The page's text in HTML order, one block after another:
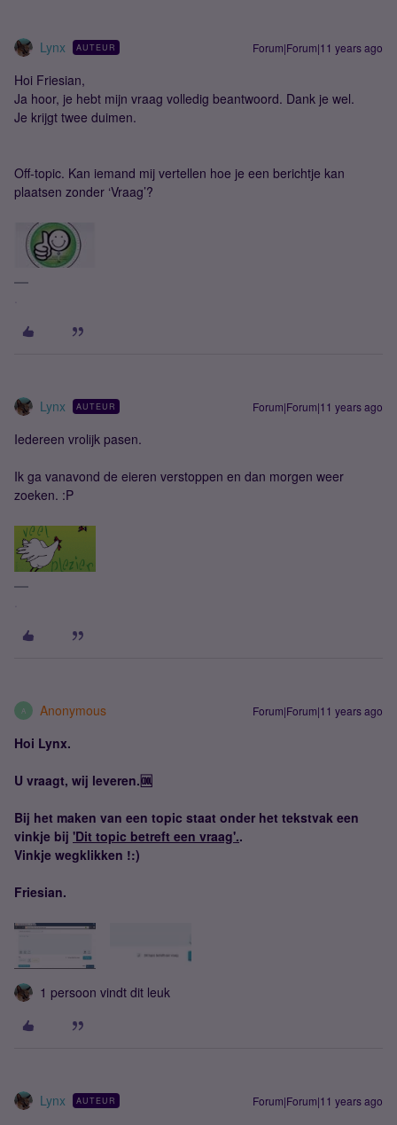
Lynx AUTEUR Forum|Forum|11 years ago
Hoi Friesian,
Ja hoor, je hebt mijn vraag volledig beantwoord. Dank je wel.
Je krijgt twee duimen.
Off-topic. Kan iemand mij vertellen hoe je een berichtje kan
plaatsen zonder ‘Vraag’?
Lynx AUTEUR Forum|Forum|11 years ago
Iedereen vrolijk pasen.
Ik ga vanavond de eieren verstoppen en dan morgen weer
zoeken. :P
A Anonymous Forum|Forum|11 years ago
Hoi Lynx.
U vraagt, wij leveren.🆒
Bij het maken van een topic staat onder het tekstvak een
vinkje bij 'Dit topic betreft een vraag'..
Vinkje wegklikken !:)
Friesian.
1 persoon vindt dit leuk
Lynx AUTEUR Forum|Forum|11 years ago